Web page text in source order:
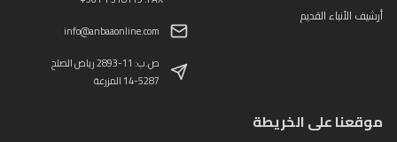
أرشيف الأنباء القديم
info@anbaaonline.com
ص.ب: 11-2893 رياض الصلح
14-5287 المزرعة
موقعنا على الخريطة